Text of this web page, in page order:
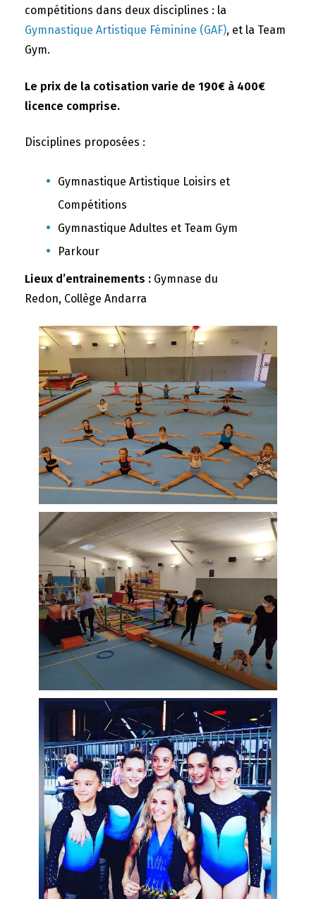
compétitions dans deux disciplines : la
Gymnastique Artistique Féminine (GAF), et la Team
Gym.
Le prix de la cotisation varie de 190€ à 400€
licence comprise.
Disciplines proposées :
Gymnastique Artistique Loisirs et
Compétitions
Gymnastique Adultes et Team Gym
Parkour
Lieux d’entrainements : Gymnase du
Redon, Collège Andarra